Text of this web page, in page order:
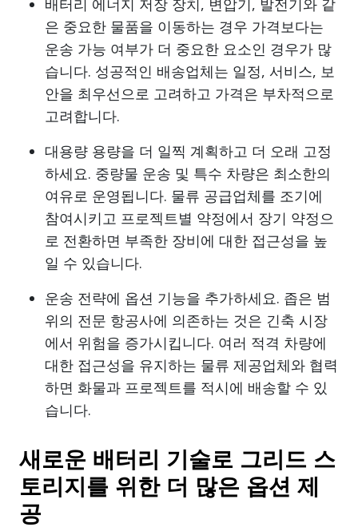
배터리 에너지 저장 장치, 변압기, 발전기와 같
은 중요한 물품을 이동하는 경우 가격보다는
운송 가능 여부가 더 중요한 요소인 경우가 많
습니다. 성공적인 배송업체는 일정, 서비스, 보
안을 최우선으로 고려하고 가격은 부차적으로
고려합니다.
대용량 용량을 더 일찍 계획하고 더 오래 고정
하세요. 중량물 운송 및 특수 차량은 최소한의
여유로 운영됩니다. 물류 공급업체를 조기에
참여시키고 프로젝트별 약정에서 장기 약정으
로 전환하면 부족한 장비에 대한 접근성을 높
일 수 있습니다.
운송 전략에 옵션 기능을 추가하세요. 좁은 범
위의 전문 항공사에 의존하는 것은 긴축 시장
에서 위험을 증가시킵니다. 여러 적격 차량에
대한 접근성을 유지하는 물류 제공업체와 협력
하면 화물과 프로젝트를 적시에 배송할 수 있
습니다.
새로운 배터리 기술로 그리드 스
토리지를 위한 더 많은 옵션 제
공